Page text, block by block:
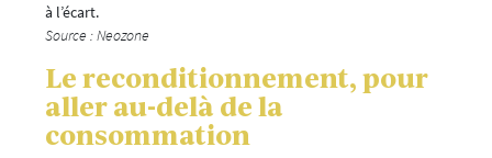
à l’écart.
Source : Neozone
Le reconditionnement, pour
aller au-delà de la
consommation